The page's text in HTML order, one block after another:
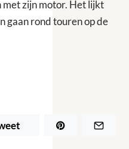
met zijn motor. Het lijkt
gaan rond touren op de